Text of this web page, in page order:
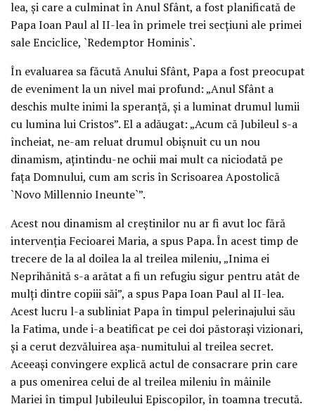
lea, şi care a culminat în Anul Sfânt, a fost planificată de
Papa Ioan Paul al II-lea în primele trei secţiuni ale primei
sale Enciclice, `Redemptor Hominis`.
În evaluarea sa făcută Anului Sfânt, Papa a fost preocupat
de eveniment la un nivel mai profund: „Anul Sfânt a
deschis multe inimi la speranţă, şi a luminat drumul lumii
cu lumina lui Cristos”. El a adăugat: „Acum că Jubileul s-a
încheiat, ne-am reluat drumul obişnuit cu un nou
dinamism, aţintindu-ne ochii mai mult ca niciodată pe
faţa Domnului, cum am scris în Scrisoarea Apostolică
`Novo Millennio Ineunte`”.
Acest nou dinamism al creştinilor nu ar fi avut loc fără
intervenţia Fecioarei Maria, a spus Papa. În acest timp de
trecere de la al doilea la al treilea mileniu, „Inima ei
Neprihănită s-a arătat a fi un refugiu sigur pentru atât de
mulţi dintre copiii săi”, a spus Papa Ioan Paul al II-lea.
Acest lucru l-a subliniat Papa în timpul pelerinajului său
la Fatima, unde i-a beatificat pe cei doi păstoraşi vizionari,
şi a cerut dezvăluirea aşa-numitului al treilea secret.
Aceeaşi convingere explică actul de consacrare prin care
a pus omenirea celui de al treilea mileniu în mâinile
Mariei în timpul Jubileului Episcopilor, în toamna trecută.